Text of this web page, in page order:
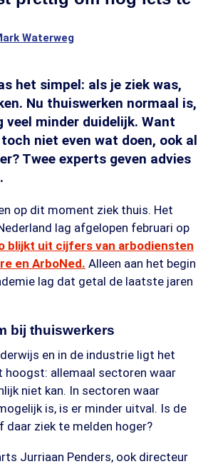
Waterweg
het simpel: als je ziek was,
Nu thuiswerken normaal is,
veel minder duidelijk. Want
niet even wat doen, ook al
Twee experts geven advies
op dit moment ziek thuis. Het
lag afgelopen februari op
blijkt uit cijfers van arbodiensten
en ArboNed. Alleen aan het begin
lag dat getal de laatste jaren
bij thuiswerkers
en in de industrie ligt het
hoogst: allemaal sectoren waar
niet kan. In sectoren waar
is, is er minder uitval. Is de
daar ziek te melden hoger?
Jurriaan Penders, ook directeur